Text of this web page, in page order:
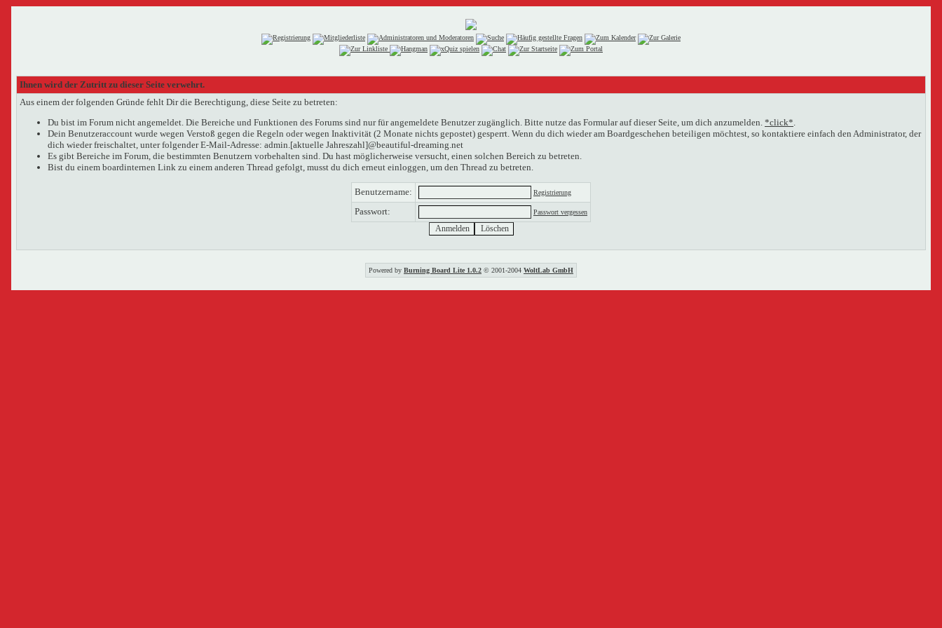
Ihnen wird der Zutritt zu dieser Seite verwehrt.
Aus einem der folgenden Gründe fehlt Dir die Berechtigung, diese Seite zu betreten:
Du bist im Forum nicht angemeldet. Die Bereiche und Funktionen des Forums sind nur für angemeldete Benutzer zugänglich. Bitte nutze das Formular auf dieser Seite, um dich anzumelden. *click*.
Dein Benutzeraccount wurde wegen Verstoß gegen die Regeln oder wegen Inaktivität (2 Monate nichts gepostet) gesperrt. Wenn du dich wieder am Boardgeschehen beteiligen möchtest, so kontaktiere einfach den Administrator, der
dich wieder freischaltet, unter folgender E-Mail-Adresse: admin.[aktuelle Jahreszahl]@beautiful-dreaming.net
Es gibt Bereiche im Forum, die bestimmten Benutzern vorbehalten sind. Du hast möglicherweise versucht, einen solchen Bereich zu betreten.
Bist du einem boardinternen Link zu einem anderen Thread gefolgt, musst du dich erneut einloggen, um den Thread zu betreten.
Benutzername: Registrierung
Passwort: Passwort vergessen
Powered by Burning Board Lite 1.0.2 © 2001-2004 WoltLab GmbH